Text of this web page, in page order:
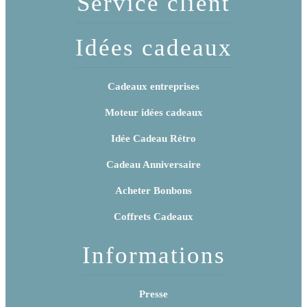
Idées cadeaux
Cadeaux entreprises
Moteur idées cadeaux
Idée Cadeau Rétro
Cadeau Anniversaire
Acheter Bonbons
Coffrets Cadeaux
Informations
Presse